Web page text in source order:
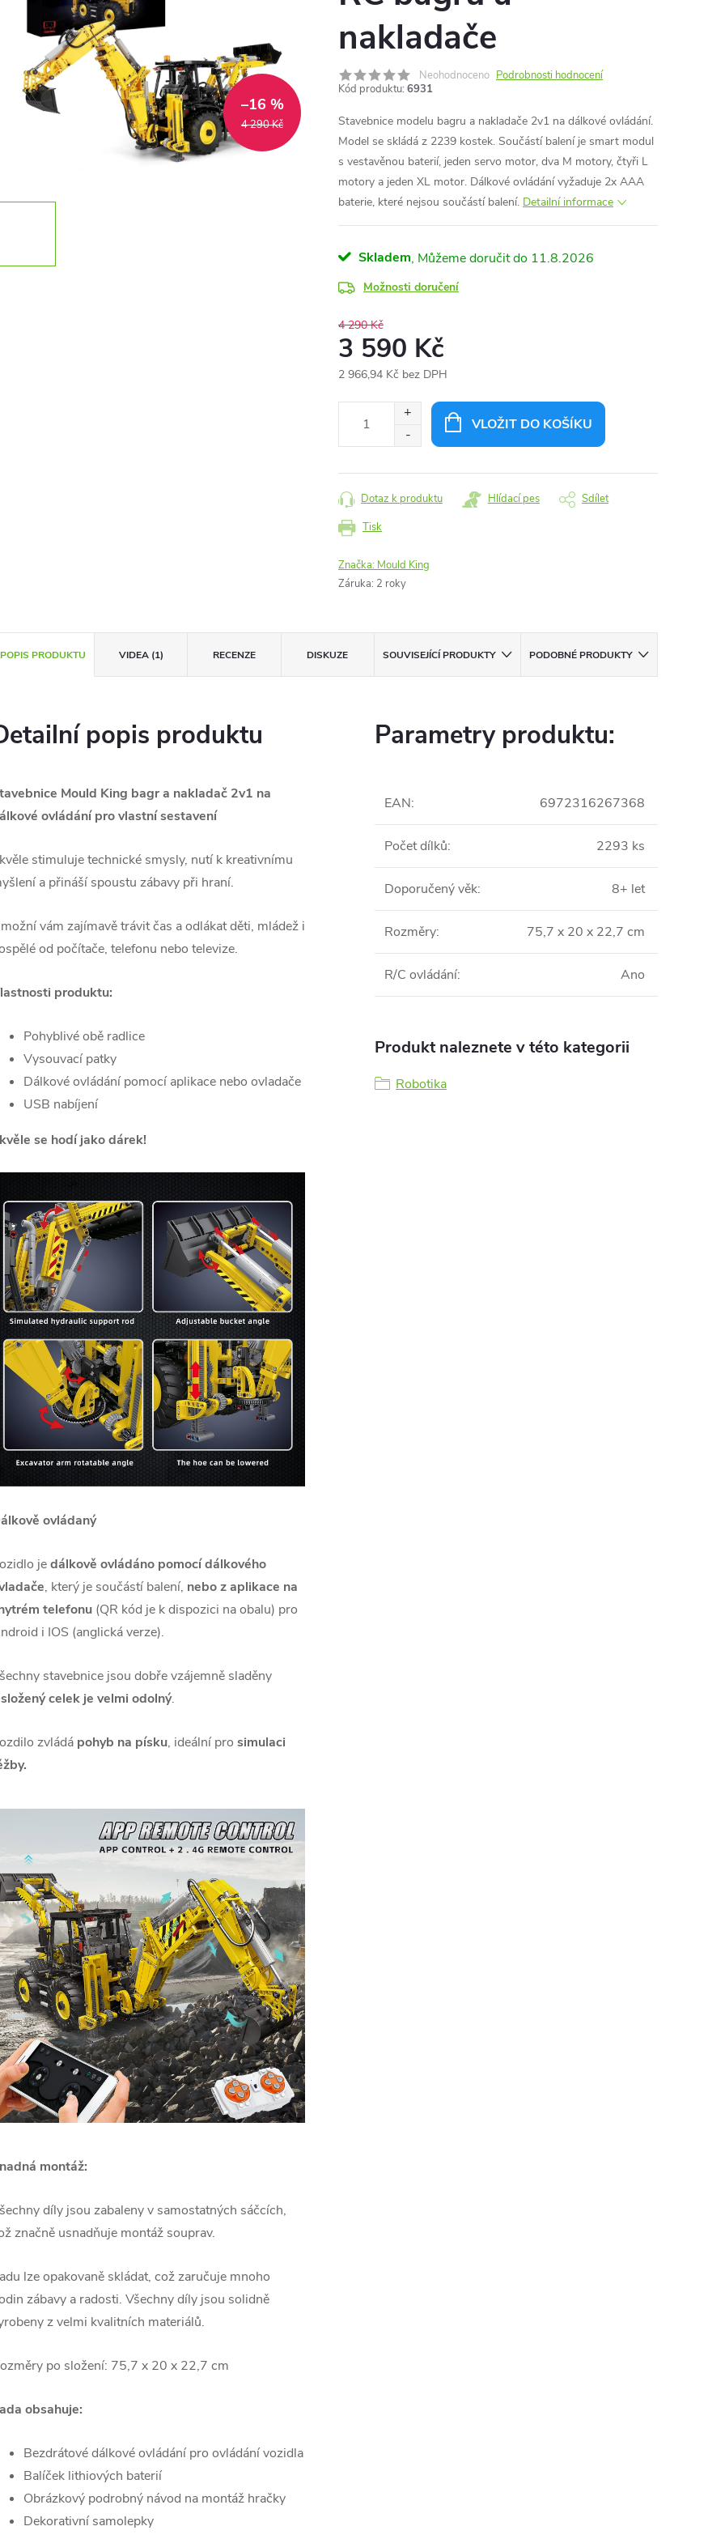
4 290 Kč
–16 %
nakladače
Neohodnoceno Podrobnosti hodnocení
Kód produktu: 6931
Stavebnice modelu bagru a nakladače 2v1 na dálkové ovládání.
Model se skládá z 2239 kostek. Součástí balení je smart modul
s vestavěnou baterií, jeden servo motor, dva M motory, čtyři L
motory a jeden XL motor. Dálkové ovládání vyžaduje 2x AAA
baterie, které nejsou součástí balení. Detailní informace
Skladem 11.8.2026
Možnosti doručení
4 290 Kč
3 590 Kč
2 966,94 Kč bez DPH
VLOŽIT DO KOŠÍKU
Tisk
Dotaz k produktu Hlídací pes Sdílet
Značka: Mould King
Záruka: 2 roky
POPIS PRODUKTU VIDEA (1) RECENZE DISKUZE SOUVISEJÍCÍ PRODUKTY PODOBNÉ PRODUKTY
popis produktu
Mould King bagr a nakladač 2v1 na
ovládání pro vlastní sestavení
stimuluje technické smysly, nutí k kreativnímu
a přináší spoustu zábavy při hraní.
vám zajímavě trávit čas a odlákat děti, mládež i
od počítače, telefonu nebo televize.
produktu:
Pohyblivé obě radlice
Vysouvací patky
Dálkové ovládání pomocí aplikace nebo ovladače
USB nabíjení
se hodí jako dárek!
ovládaný
jedálkově ovládáno pomocí dálkového
, který je součástí balení, nebo z aplikace na
telefonu (QR kód je k dispozici na obalu) pro
i IOS (anglická verze).
stavebnice jsou dobře vzájemně sladěny
složený celek je velmi odolný.
zvládá pohyb na písku, ideální pro simulaci
montáž:
díly jsou zabaleny v samostatných sáčcích,
značně usnadňuje montáž souprav.
lze opakovaně skládat, což zaručuje mnoho
zábavy a radosti. Všechny díly jsou solidně
z velmi kvalitních materiálů.
po složení: 75,7 x 20 x 22,7 cm
obsahuje:
Bezdrátové dálkové ovládání pro ovládání vozidla
Balíček lithiových baterií
Obrázkový podrobný návod na montáž hračky
Dekorativní samolepky
Parametry produktu:
EAN: 6972316267368
Počet dílků: 2293 ks
Doporučený věk: 8+ let
Rozměry: 75,7 x 20 x 22,7 cm
R/C ovládání: Ano
Produkt naleznete v této kategorii
Robotika